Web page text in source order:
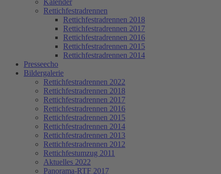
Kalender
Rettichfestradrennen
Rettichfestradrennen 2018
Rettichfestradrennen 2017
Rettichfestradrennen 2016
Rettichfestradrennen 2015
Rettichfestradrennen 2014
Presseecho
Bildergalerie
Rettichfestradrennen 2022
Rettichfestradrennen 2018
Rettichfestradrennen 2017
Rettichfestradrennen 2016
Rettichfestradrennen 2015
Rettichfestradrennen 2014
Rettichfestradrennen 2013
Rettichfestradrennen 2012
Rettichfestumzug 2011
Aktuelles 2022
Panorama-RTF 2017